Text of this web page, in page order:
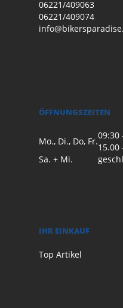
06221/409063
06221/409074
ÖFFNUNGSZEITEN
Mo., Di., Do, Fr.
09:30
15.00
Sa. + Mi.
IHR EINKAUF
Top Artikel